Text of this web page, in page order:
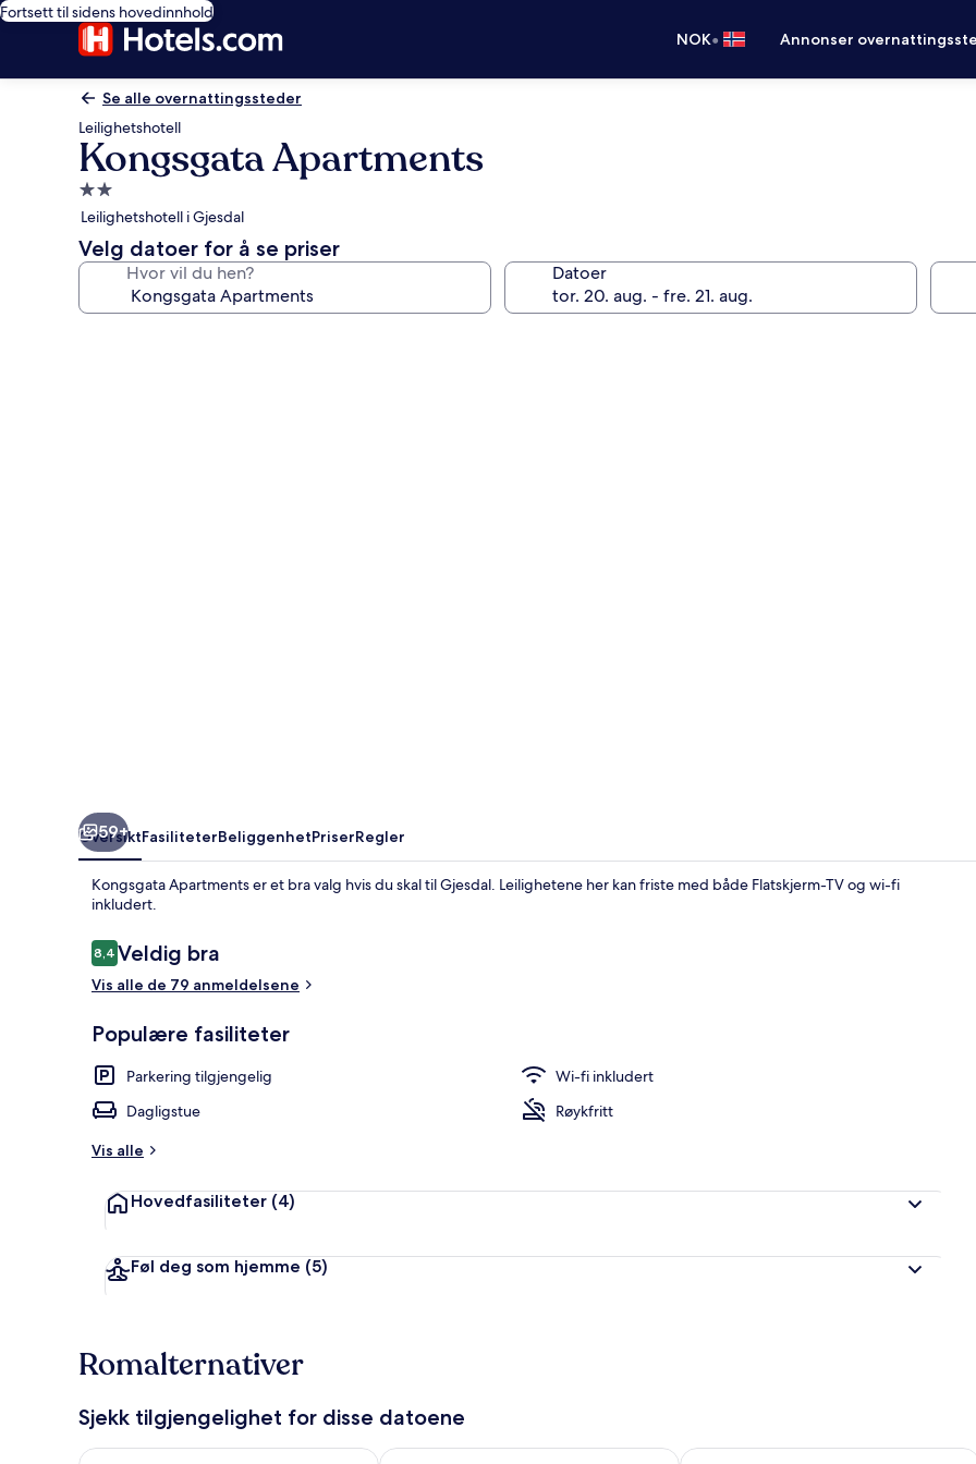
Fortsett til sidens hovedinnhold
NOK• Annonser
Se alle overnattingssteder
Leilighetshotell
Kongsgata Apartments
Overnattingssted
med
2.0
stjerner
Leilighetshotell i Gjesdal
Velg datoer for å se priser
Hvor vil du hen? Datoer
59+
OversiktFasiliteterBeliggenhetPriserRegler
Kongsgata Apartments er et bra valg hvis du skal til Gjesdal. Leilighetene her kan friste med både Flatskjerm-TV og wi-fi
inkludert.
Anmeldelser
8,48,4 av 10 –
Veldig bra
Vis alle de 79 anmeldelsene
Populære fasiliteter
Parkering tilgjengelig
Wi-fi inkludert
Dagligstue
Røykfritt
Vis alle
Hovedfasiliteter (4)
Føl deg som hjemme (5)
Romalternativer
Sjekk tilgjengelighet for disse datoene
Sjekk tilgjengelighet for i kveld, aug. 6 - aug. 7Sjekk tilgjengelighet for i morgen, aug. 7 - aug. 8Sjekk tilgjengelighet for denne